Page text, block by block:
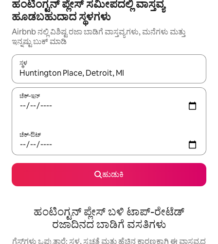
ಹಂಟಿಂಗ್ಟನ್ ಪ್ಲೇಸ್ ಸಮೀಪದಲ್ಲಿ ವಾಸ್ತವ್ಯ
ಹೂಡಬಹುದಾದ ಸ್ಥಳಗಳು
Airbnb ನಲ್ಲಿ ವಿಶಿಷ್ಟ ರಜಾ ಬಾಡಿಗೆ ವಾಸ್ತವ್ಯಗಳು, ಮನೆಗಳು ಮತ್ತು
ಇನ್ನಷ್ಟು ಬುಕ್ ಮಾಡಿ
ಸ್ಥಳ
ಫಲಿತಾಂಶಗಳು ಲಭ್ಯವಿರುವಾಗ, ಅಪ್ ಮತ್ತು ಡೌನ್ ಬಾಣದ ಕೀಲಿಗಳೊಂದಿಗೆ
ಚೆಕ್-ಇನ್
ಚೆಕ್-ಔಟ್
ಹುಡುಕಿ
ಹಂಟಿಂಗ್ಟನ್ ಪ್ಲೇಸ್ ಬಳಿ ಟಾಪ್-ರೇಟೆಡ್
ರಜಾದಿನದ ಬಾಡಿಗೆ ವಸತಿಗಳು
ಗೆಸ್ಟ್‌ಗಳು ಒಪ್ಪುತ್ತಾರೆ: ಸ್ಥಳ, ಸ್ವಚ್ಛತೆ ಮತ್ತು ಹೆಚ್ಚಿನ ಕಾರಣಕ್ಕಾಗಿ ಈ ವಾಸ್ತವ್ಯದ